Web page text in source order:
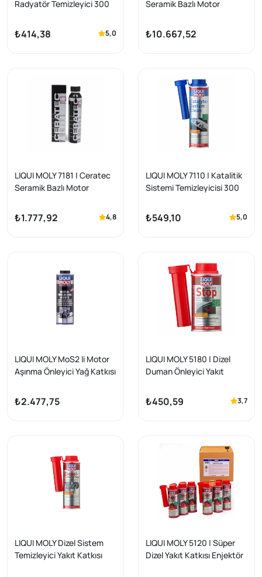
Radyatör Temizleyici 300
₺414,38 5,0
Seramik Bazlı Motor
₺10.667,52
LIQUI MOLY 7181 | Ceratec
Seramik Bazlı Motor
₺1.777,92 4,8
LIQUI MOLY 7110 | Katalitik
Sistemi Temizleyicisi 300
₺549,10 5,0
LIQUI MOLY MoS2 li Motor
Aşınma Önleyici Yağ Katkısı
₺2.477,75
LIQUI MOLY 5180 | Dizel
Duman Önleyici Yakıt
₺450,59 3,7
LIQUI MOLY Dizel Sistem
Temizleyici Yakıt Katkısı
LIQUI MOLY 5120 | Süper
Dizel Yakıt Katkısı Enjektör